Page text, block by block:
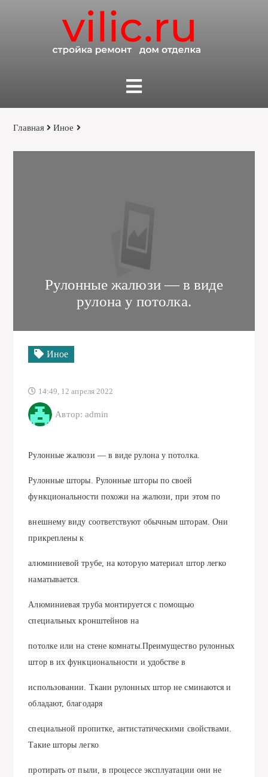
Главная Иное
Рулонные жалюзи — в виде
рулона у потолка.
Иное
14:49, 12 апреля 2022
Автор: admin
Рулонные жалюзи — в виде рулона у потолка.
Рулонные шторы. Рулонные шторы по своей
функциональности похожи на жалюзи, при этом по
внешнему виду соответствуют обычным шторам. Они
прикреплены к
алюминиевой трубе, на которую материал штор легко
наматывается.
Алюминиевая труба монтируется с помощью
специальных кронштейнов на
потолке или на стене комнаты.Преимущество рулонных
штор в их функциональности и удобстве в
использовании. Ткани рулонных штор не сминаются и
обладают, благодаря
специальной пропитке, антистатическими свойствами.
Такие шторы легко
протирать от пыли, в процессе эксплуатации они не